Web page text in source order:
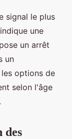
signal le plus
une
un arrêt
un
options de
selon l'âge
des